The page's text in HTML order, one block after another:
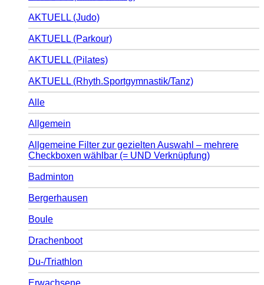
AKTUELL (Judo)
AKTUELL (Parkour)
AKTUELL (Pilates)
AKTUELL (Rhyth.Sportgymnastik/Tanz)
Alle
Allgemein
Allgemeine Filter zur gezielten Auswahl – mehrere
Checkboxen wählbar (= UND Verknüpfung)
Badminton
Bergerhausen
Boule
Drachenboot
Du-/Triathlon
Erwachsene